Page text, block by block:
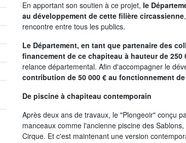
En apportant son soutien à ce projet, le
au développement de cette filière circassienne
rencontre entre tous les publics.
Le Département, en tant que partenaire des
financement de ce chapiteau à hauteur de 250
relance départemental. Afin d'accompagner le
contribution de 50 000 € au fonctionnement
De piscine à chapiteau contemporain
Après deux ans de travaux, le "Plongeoir" conçu
manceaux comme l'ancienne piscine des
Cirque. Et c'est maintenant une version